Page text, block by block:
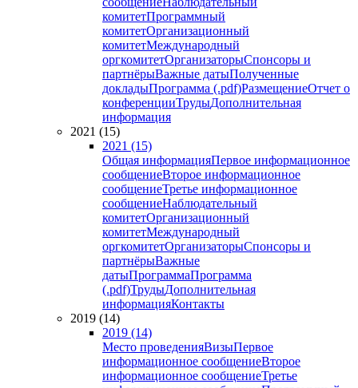
комитетПрограммный
комитетОрганизационный
комитетМеждународный
оргкомитетОрганизаторыСпонсоры и
партнёрыВажные датыПолученные
докладыПрограмма (.pdf)РазмещениеОтчет о
конференцииТрудыДополнительная
информация
2021 (15)
2021 (15)
Общая информацияПервое информационное
сообщениеВторое информационное
сообщениеТретье информационное
сообщениеНаблюдательный
комитетОрганизационный
комитетМеждународный
оргкомитетОрганизаторыСпонсоры и
партнёрыВажные
датыПрограммаПрограмма
(.pdf)ТрудыДополнительная
информацияКонтакты
2019 (14)
2019 (14)
Место проведенияВизыПервое
информационное сообщениеВторое
информационное сообщениеТретье